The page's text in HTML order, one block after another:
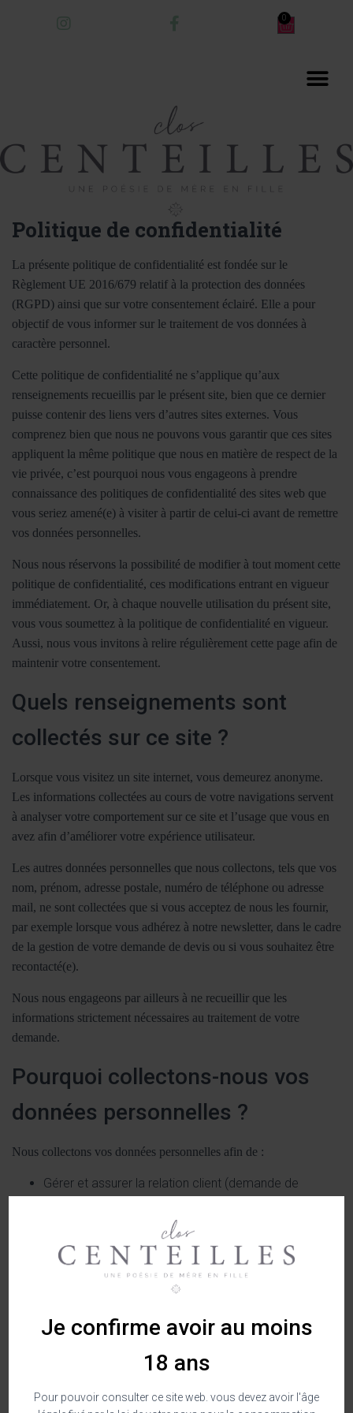
Je confirme avoir au moins
18 ans
Pour pouvoir consulter ce site web. vous devez avoir l'âge
Politique de confidentialité
La présente politique de confidentialité est fondée sur le
Règlement UE 2016/679 relatif à la protection des données
(RGPD) ainsi que sur votre consentement éclairé. Elle a pour
objectif de vous informer sur le traitement de vos données à
caractère personnel.
Cette politique de confidentialité ne s’applique qu’aux
renseignements recueillis par le présent site, bien que ce dernier
puisse contenir des liens vers d’autres sites externes. Vous
comprenez bien que nous ne pouvons vous garantir que ces sites
appliquent la même politique que nous en matière de respect de la
vie privée, c’est pourquoi nous vous engageons à prendre
connaissance des politiques de confidentialité des sites web que
vous seriez amené(e) à visiter à partir de celui-ci avant de remettre
vos données personnelles.
Nous nous réservons la possibilité de modifier à tout moment cette
politique de confidentialité, ces modifications entrant en vigueur
immédiatement. Or, à chaque nouvelle utilisation du présent site,
vous vous soumettez à la politique de confidentialité en vigueur.
Aussi, nous vous invitons à relire régulièrement cette page afin de
maintenir votre consentement.
Quels renseignements sont
collectés sur ce site ?
Lorsque vous visitez un site internet, vous demeurez anonyme.
Les informations collectées au cours de votre navigations servent
à analyser votre comportement sur ce site et l’usage que vous en
avez afin d’améliorer votre expérience utilisateur.
Les autres données personnelles que nous collectons, tels que vos
nom, prénom, adresse postale, numéro de téléphone ou adresse
mail, ne sont collectées que si vous acceptez de nous les fournir,
par exemple lorsque vous adhérez à notre newsletter, dans le cadre
de la gestion de votre demande de devis ou si vous souhaitez être
recontacté(e).
Nous nous engageons par ailleurs à ne recueillir que les
informations strictement nécessaires au traitement de votre
demande.
Pourquoi collectons-nous vos
données personnelles ?
Nous collectons vos données personnelles afin de :
Gérer et assurer la relation client (demande de
Comment vos données à
caractère personnel sont-elles
utilisées ?
Nous nous engageons à respecter la stricte confidentialité de vos
finalités pour lesquelles vous avez accepté de nous les